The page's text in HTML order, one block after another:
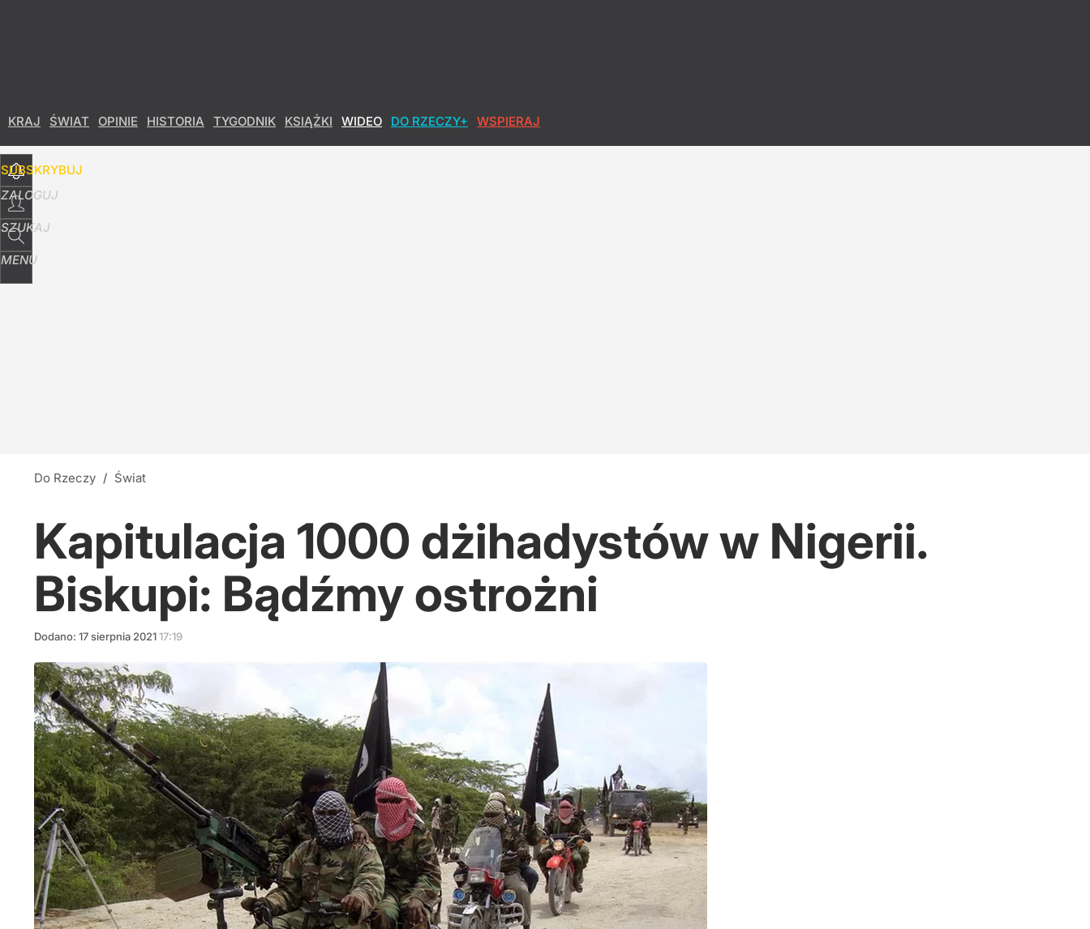
KRAJ ŚWIAT OPINIE HISTORIA TYGODNIK KSIĄŻKI WIDEO DO RZECZY+ WSPIERAJ
SUBSKRYBUJ
ZALOGUJ
SZUKAJ
MENU
Do Rzeczy / Świat
Kapitulacja 1000 dżihadystów w Nigerii.
Biskupi: Bądźmy ostrożni
Dodano: 17sierpnia 202117:19